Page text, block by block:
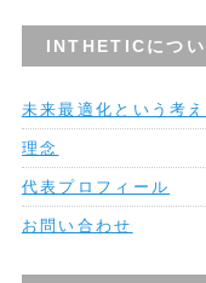
INTHETICについ
未来最適化という考
理念
代表プロフィール
お問い合わせ